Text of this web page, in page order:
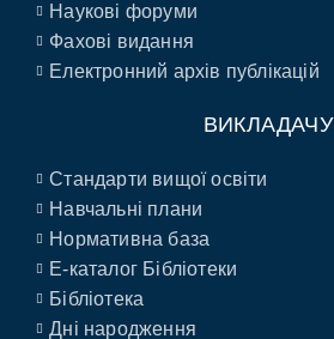
Наукові форуми
Фахові видання
Електронний архів публікацій
ВИКЛАДАЧУ
Стандарти вищої освіти
Навчальні плани
Нормативна база
E-каталог Бібліотеки
Бібліотека
Дні народження